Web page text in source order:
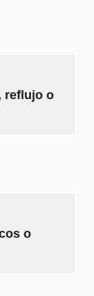
reflujo o
o